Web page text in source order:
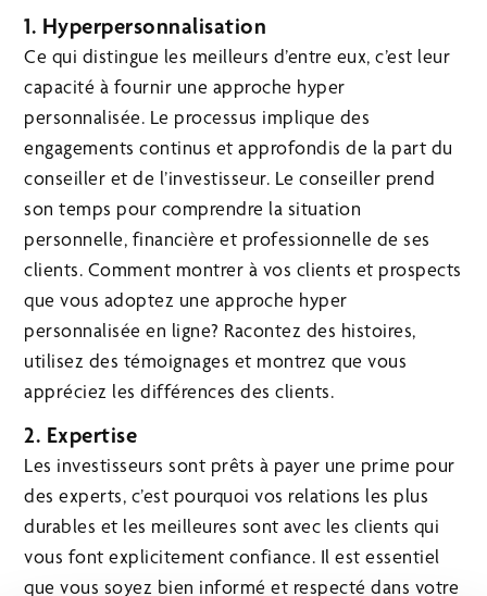
1. Hyperpersonnalisation
Ce qui distingue les meilleurs d’entre eux, c’est leur
capacité à fournir une approche hyper
personnalisée. Le processus implique des
engagements continus et approfondis de la part du
conseiller et de l’investisseur. Le conseiller prend
son temps pour comprendre la situation
personnelle, financière et professionnelle de ses
clients. Comment montrer à vos clients et prospects
que vous adoptez une approche hyper
personnalisée en ligne? Racontez des histoires,
utilisez des témoignages et montrez que vous
appréciez les différences des clients.
2. Expertise
Les investisseurs sont prêts à payer une prime pour
des experts, c’est pourquoi vos relations les plus
durables et les meilleures sont avec les clients qui
vous font explicitement confiance. Il est essentiel
que vous soyez bien informé et respecté dans votre